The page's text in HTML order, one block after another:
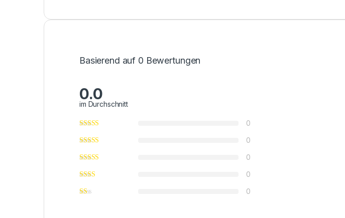
Basierend auf 0 Bewertungen
0.0
im Durchschnitt
0
0
0
0
0